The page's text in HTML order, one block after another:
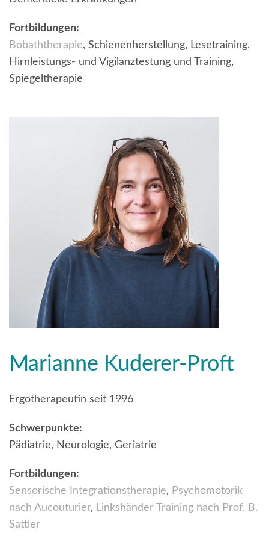
Fortbildungen:
Bobaththerapie, Schienenherstellung, Lesetraining,
Hirnleistungs- und Vigilanztestung und Training,
Spiegeltherapie
Marianne Kuderer-Proft
Ergotherapeutin seit 1996
Schwerpunkte:
Pädiatrie, Neurologie, Geriatrie
Fortbildungen:
Sensorische Integrationstherapie, Psychomotorik
nach Aucouturier, Linkshänder Training nach Prof. B.
Sattler